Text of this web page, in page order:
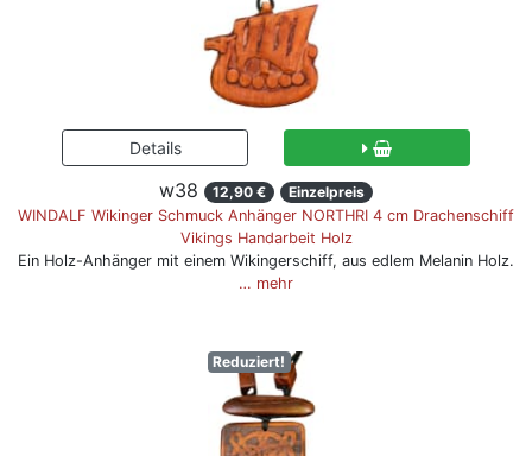
w38 12,90 €
Einzelpreis
WINDALF Wikinger Schmuck Anhänger NORTHRI 4 cm Drachenschiff
Vikings Handarbeit Holz
Ein Holz-Anhänger mit einem Wikingerschiff, aus edlem Melanin Holz.
… mehr
Reduziert!